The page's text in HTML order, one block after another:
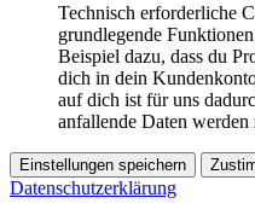
Technisch erforderliche
grundlegende
Beispiel dazu, dass du
dich in dein
auf dich ist für uns
anfallende Daten
Einstellungen speichern
Datenschutzerklärung